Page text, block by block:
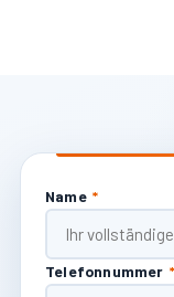
Name *
Telefonnummer *